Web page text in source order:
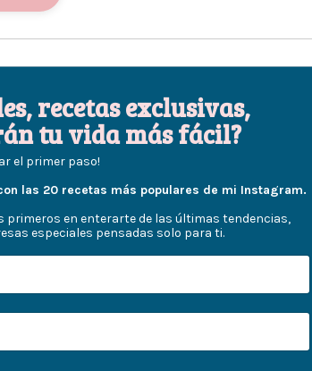
recetas exclusivas,
tu vida más fácil?
el primer paso!
las 20 recetas más populares de mi Instagram.
primeros en enterarte de las últimas tendencias,
especiales pensadas solo para ti.